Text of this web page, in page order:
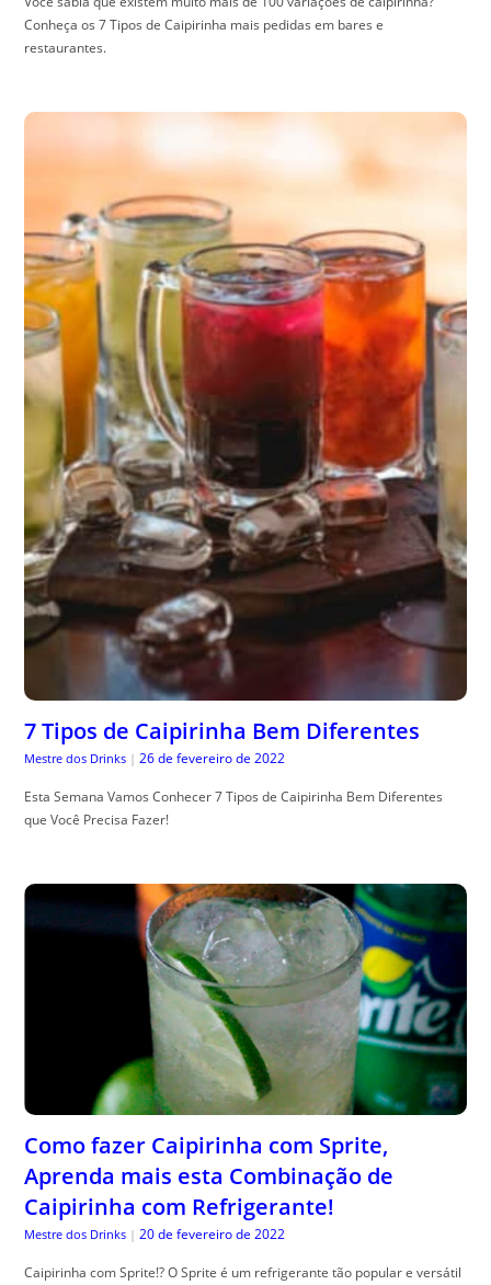
Conheça os 7 Tipos de Caipirinha mais pedidas em bares e
restaurantes.
7 Tipos de Caipirinha Bem Diferentes
Mestre dos Drinks | 26 de fevereiro de 2022
Esta Semana Vamos Conhecer 7 Tipos de Caipirinha Bem Diferentes
que Você Precisa Fazer!
Como fazer Caipirinha com Sprite,
Aprenda mais esta Combinação de
Caipirinha com Refrigerante!
Mestre dos Drinks | 20 de fevereiro de 2022
Caipirinha com Sprite!? O Sprite é um refrigerante tão popular e versátil